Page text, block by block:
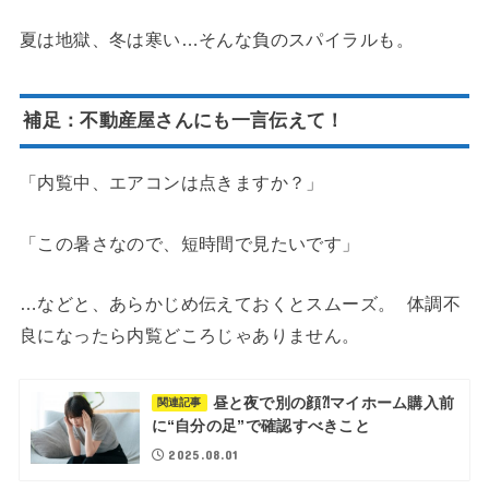
夏は地獄、冬は寒い…そんな負のスパイラルも。
補足：不動産屋さんにも一言伝えて！
「内覧中、エアコンは点きますか？」
「この暑さなので、短時間で見たいです」
…などと、あらかじめ伝えておくとスムーズ。 体調不
良になったら内覧どころじゃありません。
関連記事
昼と夜で別の顔⁈マイホーム購入前
に“自分の足”で確認すべきこと
2025.08.01